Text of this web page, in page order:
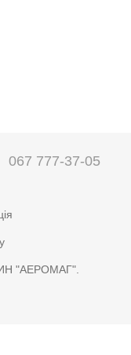
067 777-37-05
"АЕРОМАГ".